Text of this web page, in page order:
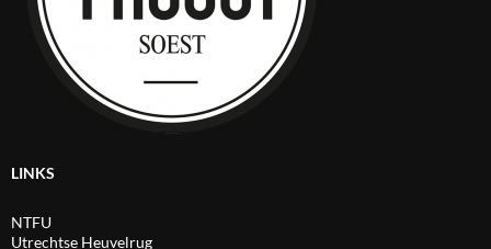
LINKS
NTFU
Utrechtse Heuvelrug